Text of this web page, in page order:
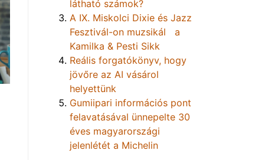
látható számok?
A IX. Miskolci Dixie és Jazz
Fesztivál-on muzsikál a
Kamilka & Pesti Sikk
Reális forgatókönyv, hogy
jövőre az AI vásárol
helyettünk
Gumiipari információs pont
felavatásával ünnepelte 30
éves magyarországi
jelenlétét a Michelin